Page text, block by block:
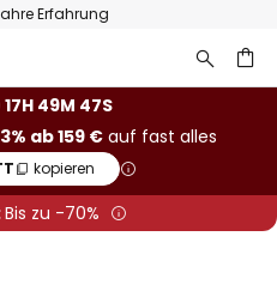
Erfahrung
49M 47S
ab 159 €auf fast alles
kopieren
Bis zu -70%